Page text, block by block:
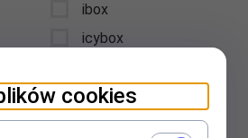
ibox
icybox
intellinet
Interdruk
cookies